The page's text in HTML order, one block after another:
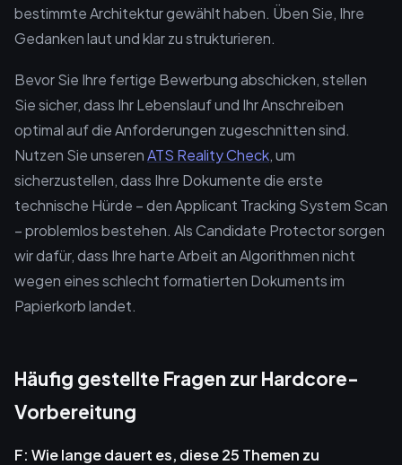
bestimmte Architektur gewählt haben. Üben Sie, Ihre
Gedanken laut und klar zu strukturieren.
Bevor Sie Ihre fertige Bewerbung abschicken, stellen
Sie sicher, dass Ihr Lebenslauf und Ihr Anschreiben
optimal auf die Anforderungen zugeschnitten sind.
Nutzen Sie unserenATS Reality Check, um
sicherzustellen, dass Ihre Dokumente die erste
technische Hürde – den Applicant Tracking System Scan
– problemlos bestehen. Als Candidate Protector sorgen
wir dafür, dass Ihre harte Arbeit an Algorithmen nicht
wegen eines schlecht formatierten Dokuments im
Papierkorb landet.
Häufig gestellte Fragen zur Hardcore-
Vorbereitung
F: Wie lange dauert es, diese 25 Themen zu